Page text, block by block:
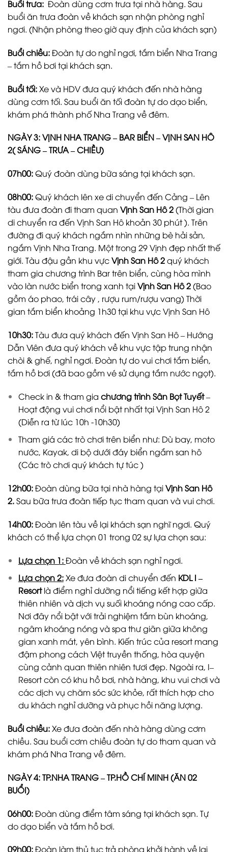
Buổi trưa: Đoàn dùng cơm trưa tại nhà hàng. Sau
buổi ăn trưa đoàn về khách sạn nhận phòng nghỉ
ngơi. (Nhận phòng theo giờ quy định của khách sạn)
Buổi chiều:Đoàn tự do nghỉ ngơi, tắm biển Nha Trang
– tắm hồ bơi tại khách sạn.
Buổi tối:Xe và HDV đưa quý khách đến nhà hàng
dùng cơm tối. Sau buổi ăn tối đoàn tự do dạo biển,
khám phá thành phố Nha Trang về đêm.
NGÀY 3: VỊNH NHA TRANG – BAR BIỂN – VỊNH SAN HÔ
2( SÁNG – TRƯA – CHIỀU)
07h00:Quý đoàn dùng bữa sáng tại khách sạn.
08h00:Quý khách lên xe di chuyển đến Cảng – Lên
tàu đưa đoàn đi tham quan Vịnh San Hô 2(Thời gian
di chuyển ra đến Vịnh San Hô khoản 30 phút ). Trên
đường đi quý khách ngắm nhìn những bè hải sản,
ngắm Vịnh Nha Trang. Một trong 29 Vịnh đẹp nhất thế
giới. Tàu đậu gần khu vựcVịnh San Hô 2quý khách
tham gia chương trình Bar trên biển, cùng hòa mình
vào làn nước biển trong xanh tạiVịnh San Hô 2(Bao
gồm áo phao, trái cây , rượu rum/rượu vang) Thời
gian tắm biển khoảng 1h30 tại khu vực Vịnh San Hô
10h30:Tàu đưa quý khách đến Vịnh San Hô – Hướng
Dẫn Viên đưa quý khách về khu vực tập trung nhận
chòi & ghế, nghỉ ngơi. Đoàn tự do vui chơi tắm biển,
tắm hồ bơi (đã bao gồm vé sử dụng tắm nước ngọt).
Check in & tham gia chương trình Sân Bọt Tuyết–
Hoạt động vui chơi nổi bật nhất tại Vịnh San Hô 2
(Diễn ra từ lúc 10h -10h30)
Tham giá các trò chơi trên biển như: Dù bay, moto
nước, Kayak, di bộ dưới đáy biển ngắm san hô
(Các trò chơi quý khách tự túc )
12h00:Đoàn dùng bữa tại nhà hàng tạiVịnh San Hô
2.Sau bữa trưa đoàn tiếp tục tham quan và vui chơi.
14h00:Đoàn lên tàu về lại khách sạn nghĩ ngơi. Quý
khách có thể lựa chọn 01 trong 02 sự lựa chọn sau:
Lựa chọn 1:Đoàn về khách sạn nghỉ ngơi.
Lựa chọn 2:Xe đưa đoàn di chuyển đến KDL I –
Resortlà điểm nghỉ dưỡng nổi tiếng kết hợp giữa
thiên nhiên và dịch vụ suối khoáng nóng cao cấp.
Nơi đây nổi bật với trải nghiệm tắm bùn khoáng,
ngâm khoáng nóng và spa thư giãn giữa không
gian xanh mát, yên bình. Kiến trúc của resort mang
đậm phong cách Việt truyền thống, hòa quyện
cùng cảnh quan thiên nhiên tươi đẹp. Ngoài ra, I–
Resort còn có khu hồ bơi, nhà hàng, khu vui chơi và
các dịch vụ chăm sóc sức khỏe, rất thích hợp cho
du khách nghỉ dưỡng và phục hồi năng lượng.
Buổi chiều:Xe đưa đoàn đến nhà hàng dùng cơm
chiều. Sau buổi cơm chiều đoàn tự do tham quan và
khám phá Nha Trang về đêm.
NGÀY 4: TP.NHA TRANG – TP.HỒ CHÍ MINH (ĂN 02
BUỔI)
06h00:Đoàn dùng điểm tâm sáng tại khách sạn. Tự
do dạo biển và tắm hồ bơi.
09h00:Đoàn làm thủ tục trả phòng khởi hành về lại